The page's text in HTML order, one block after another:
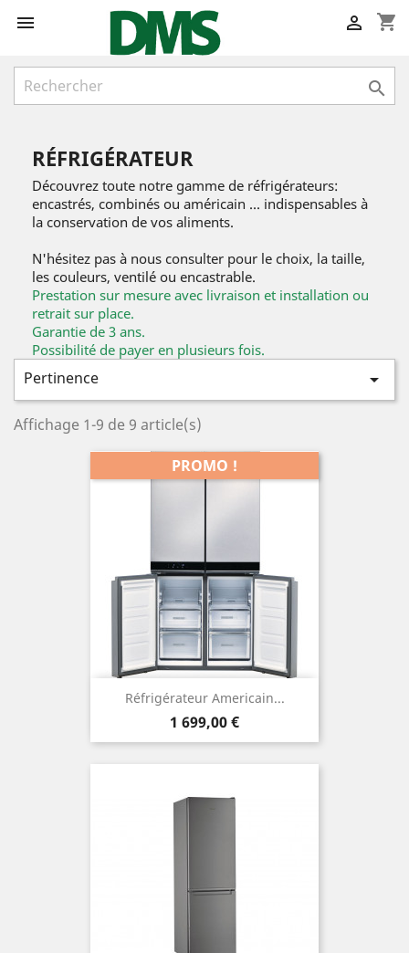
 shopping_cart


RÉFRIGÉRATEUR
Découvrez toute notre gamme de réfrigérateurs:
encastrés, combinés ou américain ... indispensables à
la conservation de vos aliments.
N'hésitez pas à nous consulter pour le choix, la taille,
les couleurs, ventilé ou encastrable.
Prestation sur mesure avec livraison et installation ou
retrait sur place.
Garantie de 3 ans.
Possibilité de payer en plusieurs fois.
Pertinence 
Affichage 1-9 de 9 article(s)
Réfrigérateur Americain...
Prix
1 699,00 €
PROMO !